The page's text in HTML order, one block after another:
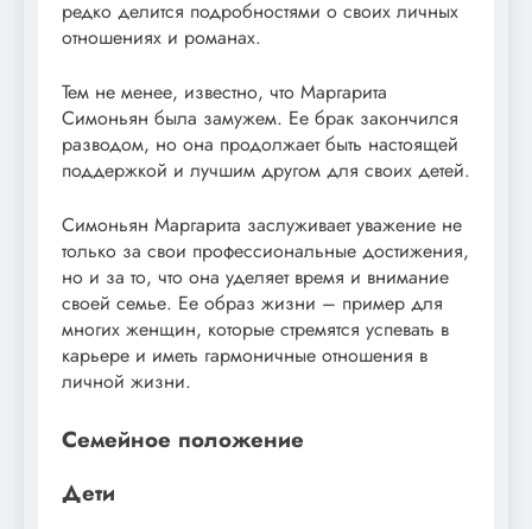
редко делится подробностями о своих личных
отношениях и романах.
Тем не менее, известно, что Маргарита
Симоньян была замужем. Ее брак закончился
разводом, но она продолжает быть настоящей
поддержкой и лучшим другом для своих детей.
Симоньян Маргарита заслуживает уважение не
только за свои профессиональные достижения,
но и за то, что она уделяет время и внимание
своей семье. Ее образ жизни – пример для
многих женщин, которые стремятся успевать в
карьере и иметь гармоничные отношения в
личной жизни.
Семейное положение
Дети